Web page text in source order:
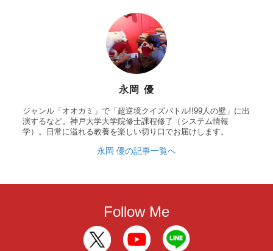
永岡 優
ジャンル「オオカミ」で「超逆境クイズバトル!!99人の壁」に出
演するなど。神戸大学大学院修士課程修了（システム情報
学）。日常に溢れる教養を楽しい切り口でお届けします。
永岡 優の記事一覧へ
Follow Me